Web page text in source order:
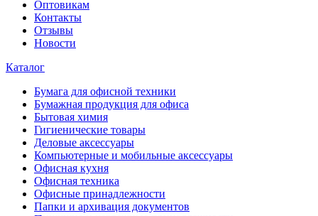
Оптовикам
Контакты
Отзывы
Новости
Каталог
Бумага для офисной техники
Бумажная продукция для офиса
Бытовая химия
Гигиенические товары
Деловые аксессуары
Компьютерные и мобильные аксессуары
Офисная кухня
Офисная техника
Офисные принадлежности
Папки и архивация документов